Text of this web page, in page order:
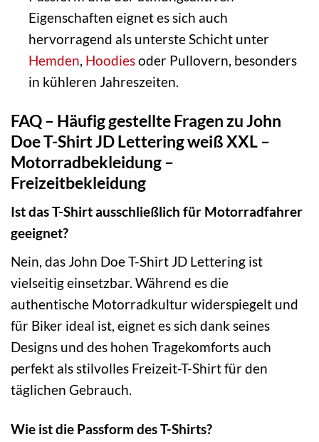
Eigenschaften eignet es sich auch
hervorragend als unterste Schicht unter
Hemden, Hoodiesoder Pullovern, besonders
in kühleren Jahreszeiten.
FAQ – Häufig gestellte Fragen zu John
Doe T-Shirt JD Lettering weiß XXL –
Motorradbekleidung –
Freizeitbekleidung
Ist das T-Shirt ausschließlich für Motorradfahrer
geeignet?
Nein, das John Doe T-Shirt JD Lettering ist
vielseitig einsetzbar. Während es die
authentische Motorradkultur widerspiegelt und
für Biker ideal ist, eignet es sich dank seines
Designs und des hohen Tragekomforts auch
perfekt als stilvolles Freizeit-T-Shirt für den
täglichen Gebrauch.
Wie ist die Passform des T-Shirts?